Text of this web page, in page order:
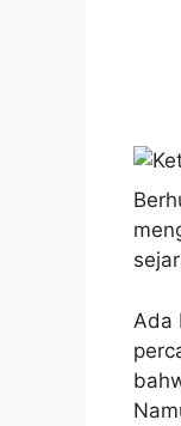
Ada